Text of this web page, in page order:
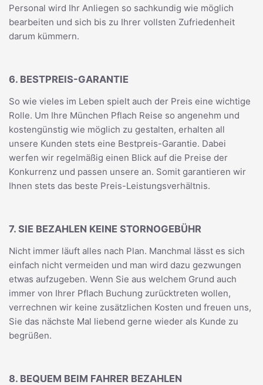
Personal wird Ihr Anliegen so sachkundig wie möglich
bearbeiten und sich bis zu Ihrer vollsten Zufriedenheit
darum kümmern.
6. BESTPREIS-GARANTIE
So wie vieles im Leben spielt auch der Preis eine wichtige
Rolle. Um Ihre München Pflach Reise so angenehm und
kostengünstig wie möglich zu gestalten, erhalten all
unsere Kunden stets eine Bestpreis-Garantie. Dabei
werfen wir regelmäßig einen Blick auf die Preise der
Konkurrenz und passen unsere an. Somit garantieren wir
Ihnen stets das beste Preis-Leistungsverhältnis.
7. SIE BEZAHLEN KEINE STORNOGEBÜHR
Nicht immer läuft alles nach Plan. Manchmal lässt es sich
einfach nicht vermeiden und man wird dazu gezwungen
etwas aufzugeben. Wenn Sie aus welchem Grund auch
immer von Ihrer Pflach Buchung zurücktreten wollen,
verrechnen wir keine zusätzlichen Kosten und freuen uns,
Sie das nächste Mal liebend gerne wieder als Kunde zu
begrüßen.
8. BEQUEM BEIM FAHRER BEZAHLEN